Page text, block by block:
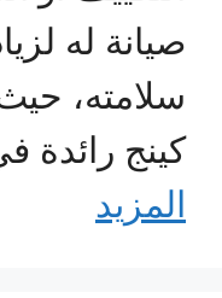
صيانة له
سلامته،
كينج رائدة
المزيد